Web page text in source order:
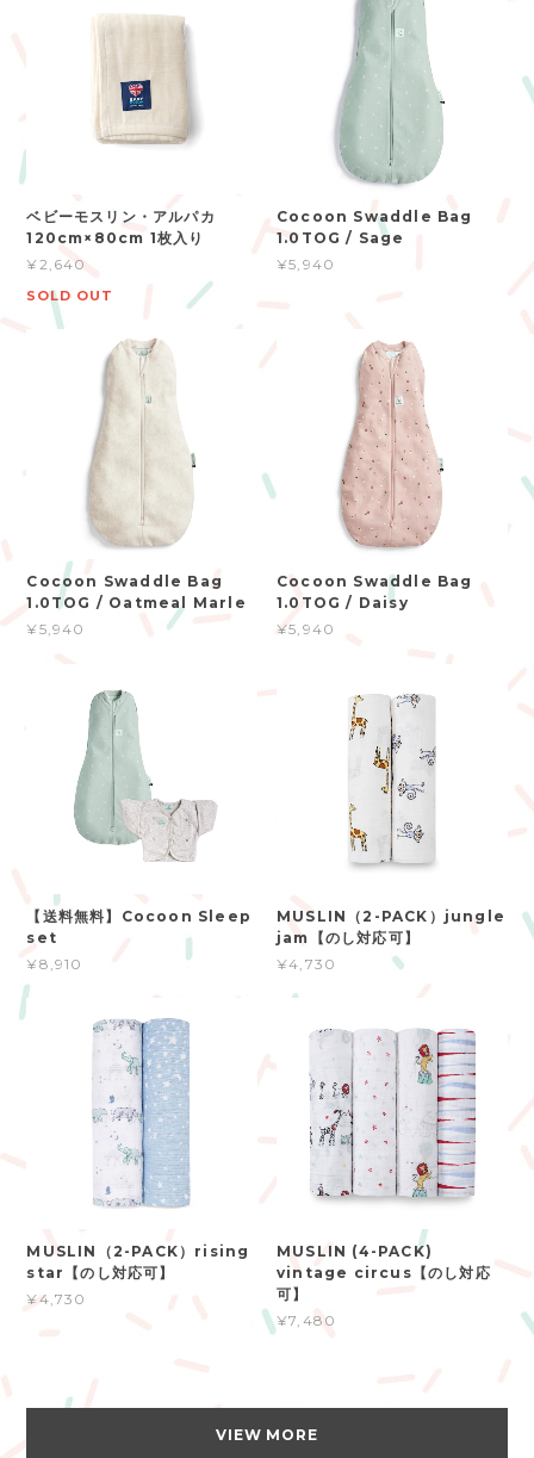
ベビーモスリン・アルパカ
120cm×80cm 1枚入り
¥2,640
SOLD OUT
Cocoon Swaddle Bag
1.0TOG / Sage
¥5,940
Cocoon Swaddle Bag
1.0TOG / Oatmeal Marle
¥5,940
Cocoon Swaddle Bag
1.0TOG / Daisy
¥5,940
【送料無料】Cocoon Sleep
set
¥8,910
MUSLIN（2-PACK）jungle
jam【のし対応可】
¥4,730
MUSLIN（2-PACK）rising
star【のし対応可】
¥4,730
MUSLIN (4-PACK)
vintage circus【のし対応
可】
¥7,480
VIEW MORE